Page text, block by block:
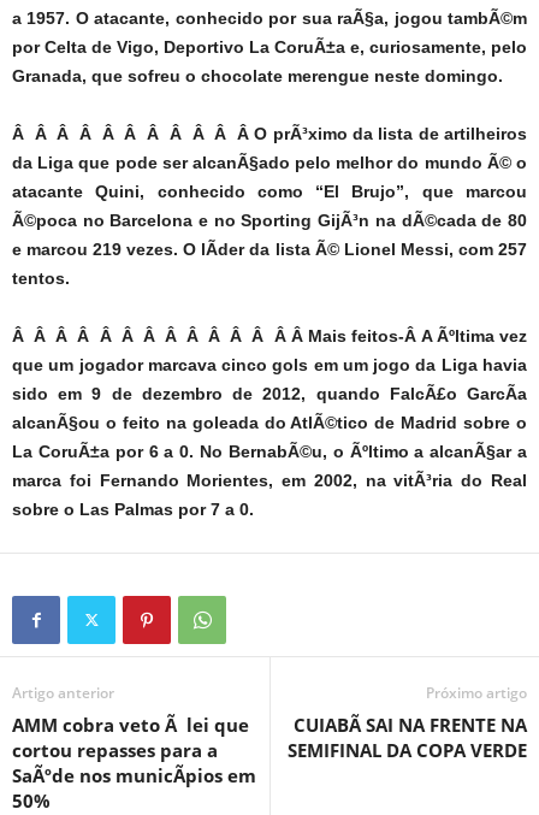
a 1957. O atacante, conhecido por sua raÃ§a, jogou tambÃ©m
por Celta de Vigo, Deportivo La CoruÃ±a e, curiosamente, pelo
Granada, que sofreu o chocolate merengue neste domingo.
Â Â Â Â Â Â Â Â Â Â Â O prÃ³ximo da lista de artilheiros
da Liga que pode ser alcanÃ§ado pelo melhor do mundo Ã© o
atacante Quini, conhecido como “El Brujo”, que marcou
Ã©poca no Barcelona e no Sporting GijÃ³n na dÃ©cada de 80
e marcou 219 vezes. O lÃ­der da lista Ã© Lionel Messi, com 257
tentos.
Â Â Â Â Â Â Â Â Â Â Â Â Â Â Mais feitos-Â A Ãºltima vez
que um jogador marcava cinco gols em um jogo da Liga havia
sido em 9 de dezembro de 2012, quando FalcÃ£o GarcÃ­a
alcanÃ§ou o feito na goleada do AtlÃ©tico de Madrid sobre o
La CoruÃ±a por 6 a 0. No BernabÃ©u, o Ãºltimo a alcanÃ§ar a
marca foi Fernando Morientes, em 2002, na vitÃ³ria do Real
sobre o Las Palmas por 7 a 0.
Artigo anterior
AMM cobra veto Ã lei que
cortou repasses para a
SaÃºde nos municÃ­pios em
50%
Próximo artigo
CUIABÃ SAI NA FRENTE NA
SEMIFINAL DA COPA VERDE